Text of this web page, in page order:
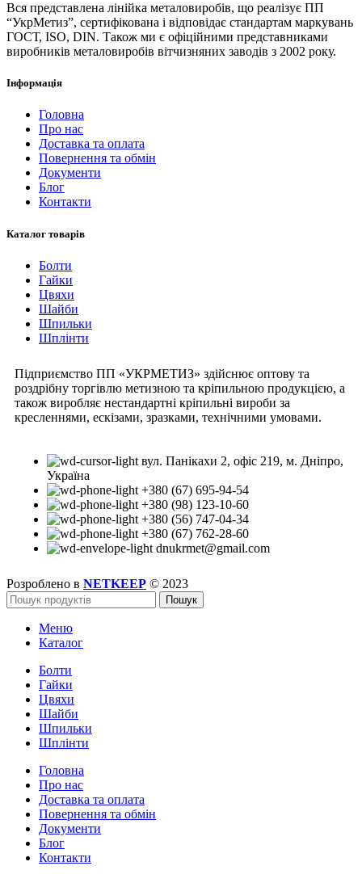
Вся представлена ​​лінійка металовиробів, що реалізує ПП
“УкрМетиз”, сертифікована і відповідає стандартам маркувань
ГОСТ, ISO, DIN. Також ми є офіційними представниками
виробників металовиробів вітчизняних заводів з 2002 року.
Інформація
Головна
Про нас
Доставка та оплата
Повернення та обмін
Документи
Блог
Контакти
Каталог товарів
Болти
Гайки
Цвяхи
Шайби
Шпильки
Шплінти
Підприємство ПП «УКРМЕТИЗ» здійснює оптову та
роздрібну торгівлю метизною та кріпильною продукцією, а
також виробляє нестандартні кріпильні вироби за
кресленнями, ескізами, зразками, технічними умовами.
вул. Панікахи 2, офіс 219, м. Дніпро,
Україна
+380 (67) 695-94-54
+380 (98) 123-10-60
+380 (56) 747-04-34
+380 (67) 762-28-60
dnukrmet@gmail.com
Розроблено в NETKEEP © 2023
Пошук
Меню
Каталог
Болти
Гайки
Цвяхи
Шайби
Шпильки
Шплінти
Головна
Про нас
Доставка та оплата
Повернення та обмін
Документи
Блог
Контакти